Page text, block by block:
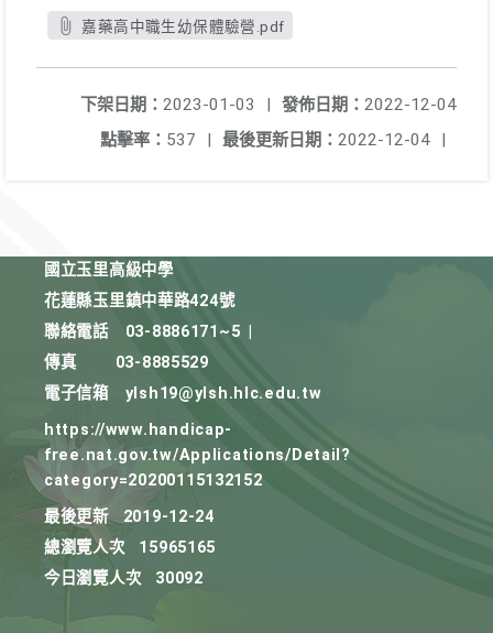
嘉藥高中職生幼保體驗營.pdf
發佈日期： 2022-12-04
下架日期： 2023-01-03
|
最後更新日期： 2022-12-04 |
點擊率： 537 |
國立玉里高級中學
花蓮縣玉里鎮中華路424號
聯絡電話
03-8886171~5
傳真
03-8885529
電子信箱
ylsh19@ylsh.hlc.edu.tw
https://www.handicap-
free.nat.gov.tw/Applications/Detail?
category=20200115132152
最後更新
2019-12-24
總瀏覽人次
15965165
今日瀏覽人次
30092